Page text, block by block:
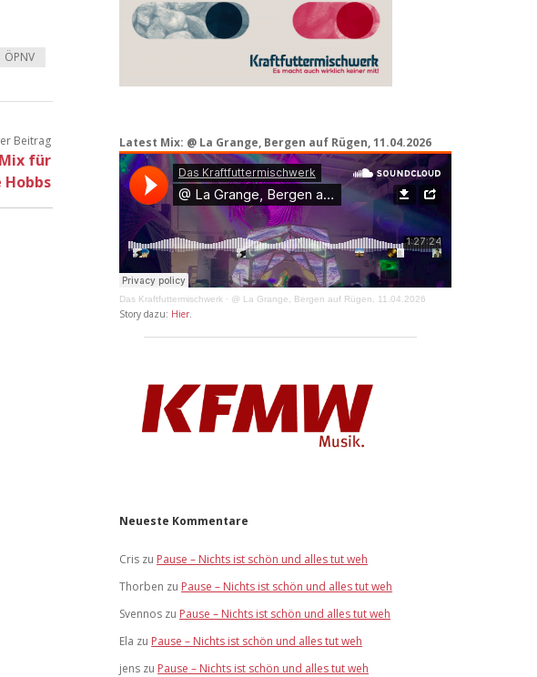
ÖPNV
Beitrag
für
Hobbs
Latest Mix: @ La Grange, Bergen auf Rügen, 11.04.2026
Das Kraftfuttermischwerk · @ La Grange, Bergen auf Rügen, 11.04.2026
Story dazu: Hier.
Neueste Kommentare
Cris zu Pause – Nichts ist schön und alles tut weh
Thorben zu Pause – Nichts ist schön und alles tut weh
Svennos zu Pause – Nichts ist schön und alles tut weh
Ela zu Pause – Nichts ist schön und alles tut weh
jens zu Pause – Nichts ist schön und alles tut weh